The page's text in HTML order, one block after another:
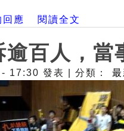
回應 閱讀全文
百人，當
17:30 發表 | 分類：